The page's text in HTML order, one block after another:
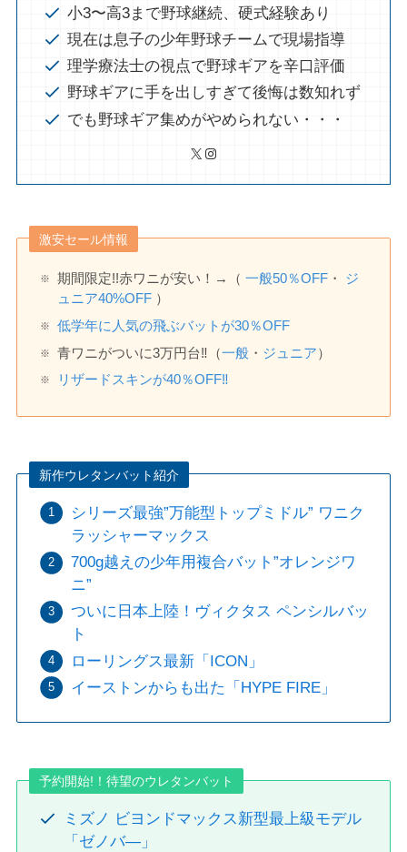
小3〜高3まで野球継続、硬式経験あり
現在は息子の少年野球チームで現場指導
理学療法士の視点で野球ギアを辛口評価
野球ギアに手を出しすぎて後悔は数知れず
でも野球ギア集めがやめられない・・・
X Instagram
激安セール情報
期間限定!!赤ワニが安い！→（一般50％OFF ・ ジ
ュニア40%OFF ）
低学年に人気の飛ぶバットが30％OFF
青ワニがついに3万円台‼️（一般 ・ ジュニア）
リザードスキンが40％OFF‼️
新作ウレタンバット紹介
シリーズ最強”万能型トップミドル” ワニク
ラッシャーマックス
700g越えの少年用複合バット”オレンジワ
ニ”
ついに日本上陸！ヴィクタス ペンシルバッ
ト
ローリングス最新「ICON」
イーストンからも出た「HYPE FIRE」
予約開始!！待望のウレタンバット
ミズノ ビヨンドマックス新型最上級モデル
「ゼノバ―」